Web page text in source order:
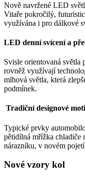
Nově navržené LED
Vitaře pokročilý,
využívána i pro dálkové
LED denní svícení a
Svisle orientovaná světla
rovněž využívají
mlhová světla, která
podmínek.
Tradiční designové
Typické prvky
pětidílná mřížka chladiče
nárazníku, v novém
Nové vzory kol